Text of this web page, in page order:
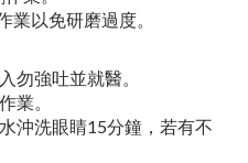
以免研磨過度。
勿強吐並就醫。
業。
沖洗眼睛15分鐘，若有不